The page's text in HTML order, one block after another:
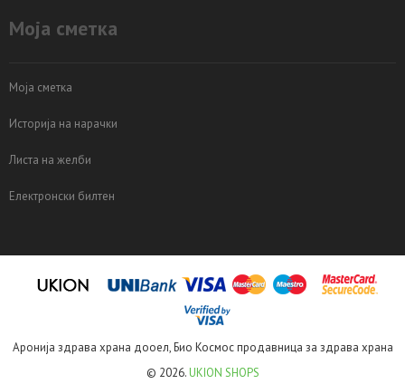
Моја сметка
Моја сметка
Историја на нарачки
Листа на желби
Електронски билтен
Аронија здрава храна дооел, Био Космос продавница за здрава храна
© 2026. UKION SHOPS